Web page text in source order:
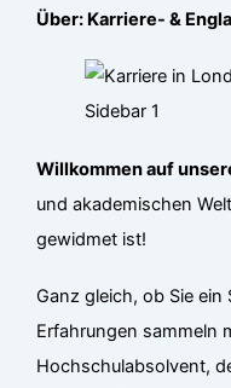
Über: Karriere- &
Willkommen auf
und akademischen
gewidmet ist!
Ganz gleich, ob Sie
Erfahrungen sammeln
Hochschulabsolvent,